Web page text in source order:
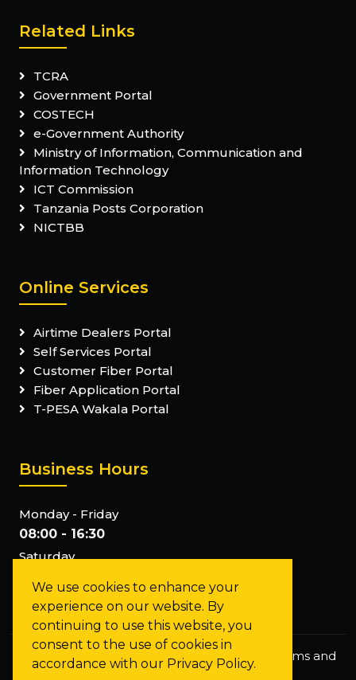
We use cookies to enhance your
experience on our website. By
continuing to use this website, you
consent to the use of cookies in
accordance with our Privacy Policy.
Related Links
TCRA
Government Portal
COSTECH
e-Government Authority
Ministry of Information, Communication and
Information Technology
ICT Commission
Tanzania Posts Corporation
NICTBB
Online Services
Airtime Dealers Portal
Self Services Portal
Customer Fiber Portal
Fiber Application Portal
T-PESA Wakala Portal
Business Hours
Monday - Friday
08:00 - 16:30
Saturday
Closed
Privacy Policy Staff Mail FAQs
Terms and
Conditions